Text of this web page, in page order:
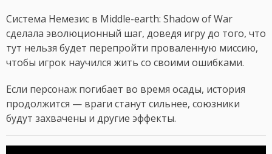
Система Немезис в Middle-earth: Shadow of War
сделала эволюционный шаг, доведя игру до того, что
тут нельзя будет перепройти проваленную миссию,
чтобы игрок научился жить со своими ошибками.
Если персонаж погибает во время осады, история
продолжится — враги станут сильнее, союзники
будут захвачены и другие эффекты.